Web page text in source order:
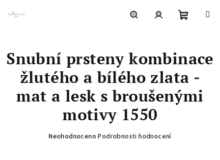
košík
Snubní prsteny kombinace
žlutého a bílého zlata -
mat a lesk s broušenými
motivy 1550
Průměrné
Neohodnoceno Podrobnosti hodnocení